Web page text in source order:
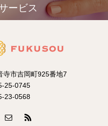
ービス
寺市吉岡町925番地7
25-0745
23-0568